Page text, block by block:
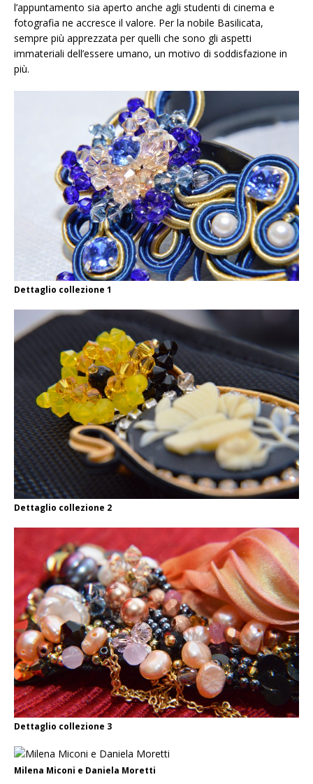
l’appuntamento sia aperto anche agli studenti di cinema e
fotografia ne accresce il valore. Per la nobile Basilicata,
sempre più apprezzata per quelli che sono gli aspetti
immateriali dell’essere umano, un motivo di soddisfazione in
più.
Dettaglio collezione 1
Dettaglio collezione 2
Dettaglio collezione 3
Milena Miconi e Daniela Moretti